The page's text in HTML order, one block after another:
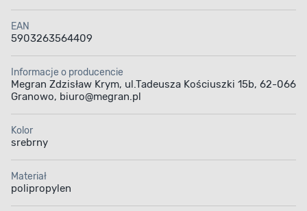
EAN
5903263564409
Informacje o producencie
Megran Zdzisław Krym, ul.Tadeusza Kościuszki 15b, 62-066
Granowo, biuro@megran.pl
Kolor
srebrny
Materiał
polipropylen